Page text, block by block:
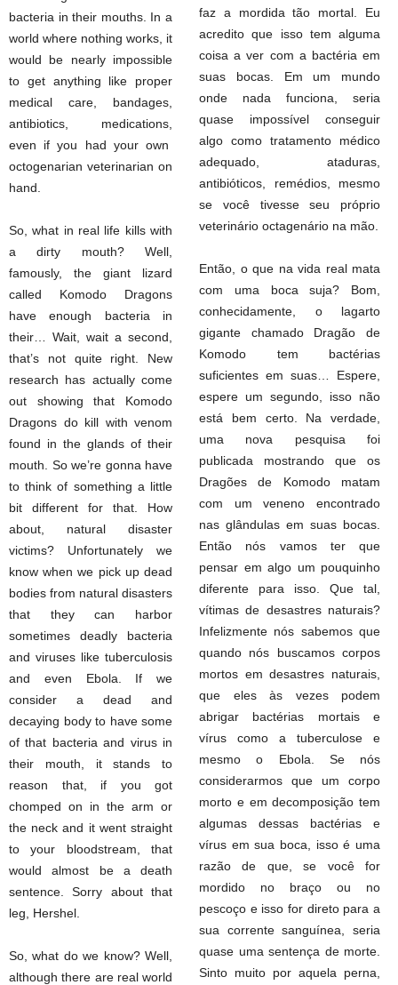
bacteria in their mouths. In a
world where nothing works, it
would be nearly impossible
to get anything like proper
medical care, bandages,
antibiotics, medications,
even if you had your own
octogenarian veterinarian on
hand.
So, what in real life kills with
a dirty mouth? Well,
famously, the giant lizard
called Komodo Dragons
have enough bacteria in
their… Wait, wait a second,
that’s not quite right. New
research has actually come
out showing that Komodo
Dragons do kill with venom
found in the glands of their
mouth. So we’re gonna have
to think of something a little
bit different for that. How
about, natural disaster
victims? Unfortunately we
know when we pick up dead
bodies from natural disasters
that they can harbor
sometimes deadly bacteria
and viruses like tuberculosis
and even Ebola. If we
consider a dead and
decaying body to have some
of that bacteria and virus in
their mouth, it stands to
reason that, if you got
chomped on in the arm or
the neck and it went straight
to your bloodstream, that
would almost be a death
sentence. Sorry about that
leg, Hershel.
So, what do we know? Well,
although there are real world
faz a mordida tão mortal. Eu
acredito que isso tem alguma
coisa a ver com a bactéria em
suas bocas. Em um mundo
onde nada funciona, seria
quase impossível conseguir
algo como tratamento médico
adequado, ataduras,
antibióticos, remédios, mesmo
se você tivesse seu próprio
veterinário octagenário na mão.
Então, o que na vida real mata
com uma boca suja? Bom,
conhecidamente, o lagarto
gigante chamado Dragão de
Komodo tem bactérias
suficientes em suas… Espere,
espere um segundo, isso não
está bem certo. Na verdade,
uma nova pesquisa foi
publicada mostrando que os
Dragões de Komodo matam
com um veneno encontrado
nas glândulas em suas bocas.
Então nós vamos ter que
pensar em algo um pouquinho
diferente para isso. Que tal,
vítimas de desastres naturais?
Infelizmente nós sabemos que
quando nós buscamos corpos
mortos em desastres naturais,
que eles às vezes podem
abrigar bactérias mortais e
vírus como a tuberculose e
mesmo o Ebola. Se nós
considerarmos que um corpo
morto e em decomposição tem
algumas dessas bactérias e
vírus em sua boca, isso é uma
razão de que, se você for
mordido no braço ou no
pescoço e isso for direto para a
sua corrente sanguínea, seria
quase uma sentença de morte.
Sinto muito por aquela perna,